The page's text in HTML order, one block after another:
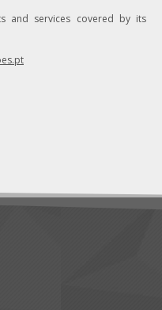
and services covered by its